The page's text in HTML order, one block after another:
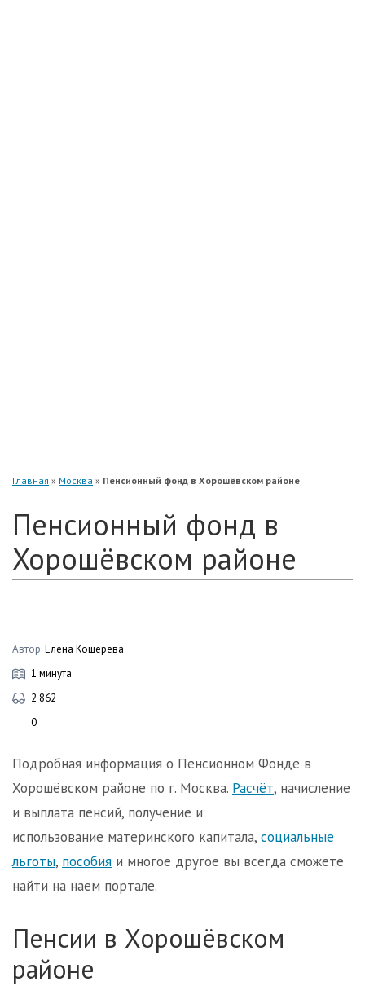
Главная » Москва » Пенсионный фонд в Хорошёвском районе
Пенсионный фонд в
Хорошёвском районе
Автор:Елена Кошерева
1 минута
2 862
0
Подробная информация о Пенсионном Фонде в
Хорошёвском районе по г. Москва. Расчёт, начисление
и выплата пенсий, получение и
использование материнского капитала, социальные
льготы, пособия и многое другое вы всегда сможете
найти на наем портале.
Пенсии в Хорошёвском
районе